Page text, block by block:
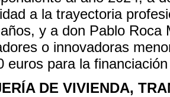
a la trayectoria
y a don Pablo Roca
o innovadoras
euros para la
DE VIVIENDA,